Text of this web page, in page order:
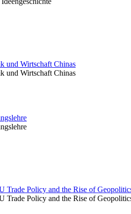
und Wirtschaft Chinas
und Wirtschaft Chinas
Trade Policy and the Rise of
Trade Policy and the Rise of